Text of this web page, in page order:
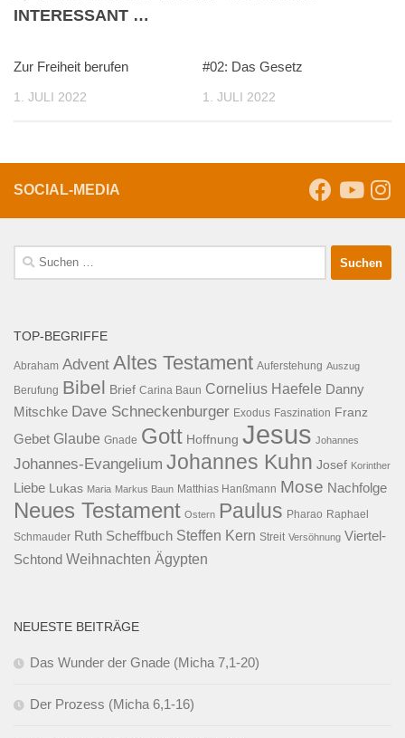
INTERESSANT …
Zur Freiheit berufen
1. JULI 2022
#02: Das Gesetz
1. JULI 2022
SOCIAL-MEDIA
Suche
nach:
TOP-BEGRIFFE
Abraham Advent Altes Testament Auferstehung Auszug
Berufung Bibel Brief Carina Baun Cornelius Haefele Danny
Mitschke Dave Schneckenburger Exodus Faszination Franz
Gebet Glaube Gnade Gott Hoffnung Jesus Johannes
Johannes-Evangelium Johannes Kuhn Josef Korinther
Liebe Lukas Maria Markus Baun Matthias Hanßmann Mose Nachfolge
Neues Testament Ostern Paulus Pharao Raphael
Schmauder Ruth Scheffbuch Steffen Kern Streit Versöhnung Viertel-
Schtond Weihnachten Ägypten
NEUESTE BEITRÄGE
Das Wunder der Gnade (Micha 7,1-20)
Der Prozess (Micha 6,1-16)